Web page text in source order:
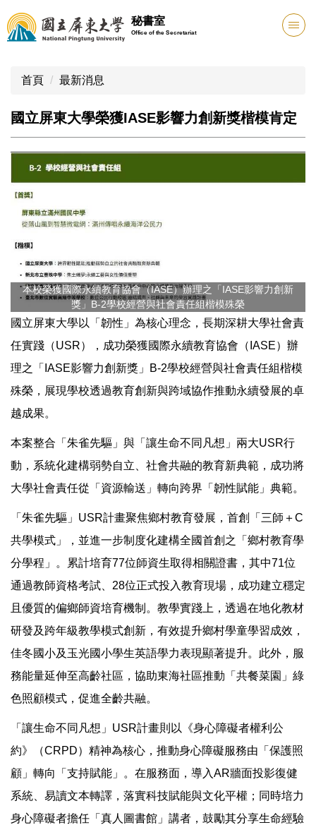
跳
到
主
區
秘書室
Office of the Secretariat
首頁 最新消息
國立屏東大學榮獲IASE影響力創新獎楷模肯定
本校榮獲國際永續教育協會（IASE）辦理之「IASE影響力創新
獎」B-2學校經營與社會責任組楷模殊榮
國立屏東大學以「韌性」為核心理念，長期深耕大學社會責
任實踐（USR），成功榮獲國際永續教育協會（IASE）辦
理之「IASE影響力創新獎」B-2學校經營與社會責任組楷模
殊榮，展現學校透過教育創新與跨域協作推動永續發展的卓
越成果。
本案整合「朱雀先驅」與「讓生命不同凡想」兩大USR行
動，系統化建構弱勢自立、社會共融的教育新典範，成功將
大學社會責任從「資源輸送」轉向跨界「韌性賦能」典範。
「朱雀先驅」USR計畫聚焦鄉村教育發展，首創「三師＋C
共學模式」，並進一步制度化建構全國首創之「鄉村教育學
分學程」。累計培育77位師資生取得相關證書，其中71位
通過教師資格考試、28位正式投入教育現場，成功建立穩定
且優質的偏鄉師資培育機制。教學實踐上，透過在地化教材
研發及跨年級教學模式創新，有效提升鄉村學童學習成效，
佳冬國小及玉光國小學生英語學力表現顯著提升。此外，服
務能量延伸至高齡社區，協助東海社區推動「共餐菜園」綠
色照顧模式，促進全齡共融。
「讓生命不同凡想」USR計畫則以《身心障礙者權利公
約》（CRPD）精神為核心，推動身心障礙服務由「保護照
顧」轉向「支持賦能」。在服務面，導入AR牆面投影復健
系統、易讀文本轉譯，落實科技賦能與文化平權；同時培力
身心障礙者擔任「真人圖書館」講者，鼓勵其分享生命經驗